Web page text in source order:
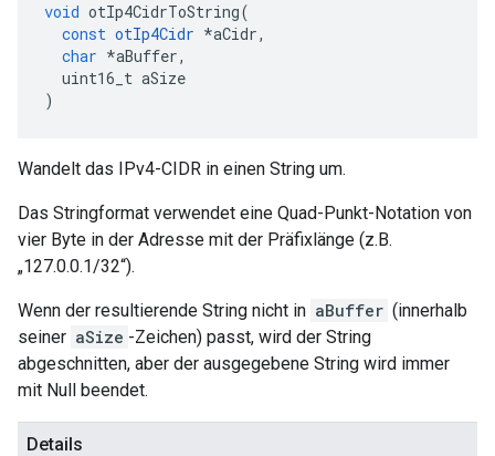
void otIp4CidrToString(
const otIp4Cidr *aCidr,
char *aBuffer,
uint16_t aSize
)
Wandelt das IPv4-CIDR in einen String um.
Das Stringformat verwendet eine Quad-Punkt-Notation von
vier Byte in der Adresse mit der Präfixlänge (z.B.
„127.0.0.1/32“).
Wenn der resultierende String nicht in aBuffer (innerhalb
seiner aSize -Zeichen) passt, wird der String
abgeschnitten, aber der ausgegebene String wird immer
mit Null beendet.
Details